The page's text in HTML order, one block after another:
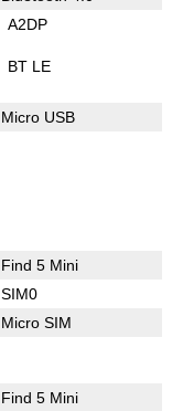
A2DP
BT LE
Micro USB
Find 5 Mini
SIM0
Micro SIM
Find 5 Mini